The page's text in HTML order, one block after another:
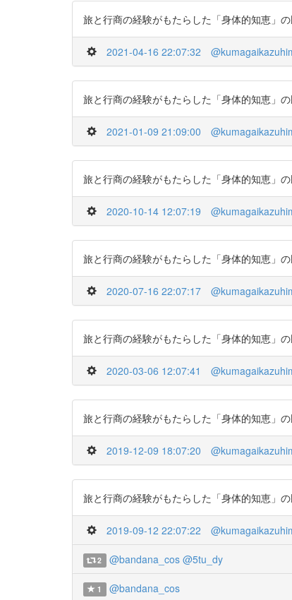
旅と行商の経験がもたらした「身体的知恵」
2021-04-16 22:07:32
旅と行商の経験がもたらした「身体的知恵」
2021-01-09 21:09:00
旅と行商の経験がもたらした「身体的知恵」
2020-10-14 12:07:19
旅と行商の経験がもたらした「身体的知恵」
2020-07-16 22:07:17
旅と行商の経験がもたらした「身体的知恵」
2020-03-06 12:07:41
旅と行商の経験がもたらした「身体的知恵」
2019-12-09 18:07:20
旅と行商の経験がもたらした「身体的知恵」
2019-09-12 22:07:22
2 @bandana_cos @5tu_dy
1 @bandana_cos